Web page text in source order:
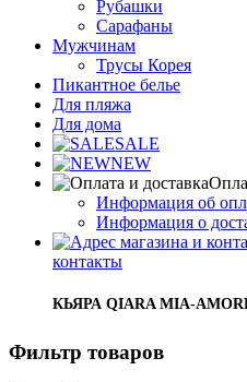
Рубашки
Сарафаны
Мужчинам
Трусы Корея
Пикантное белье
Для пляжа
Для дома
SALE
NEW
Информация об
Информация о
контакты
КЬЯРА QIARA MIA-
Фильтр товаров